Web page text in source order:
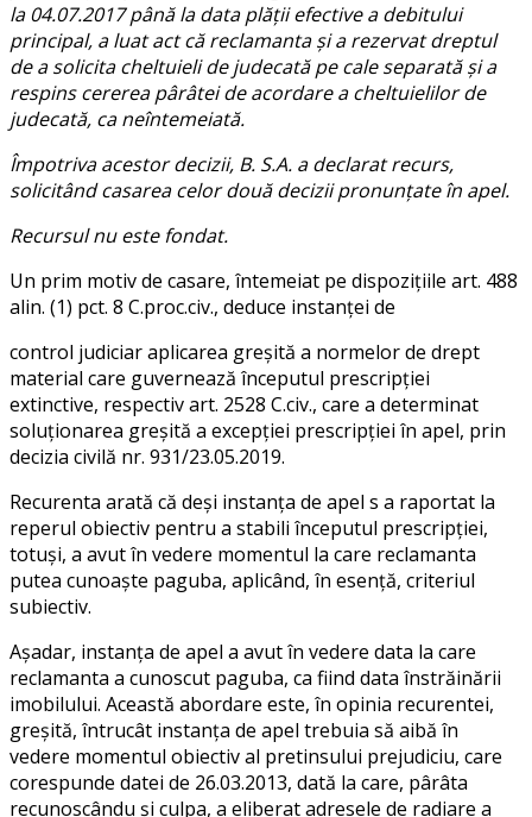
la 04.07.2017 până la data plăţii efective a debitului
principal, a luat act că reclamanta şi a rezervat dreptul
de a solicita cheltuieli de judecată pe cale separată şi a
respins cererea pârâtei de acordare a cheltuielilor de
judecată, ca neîntemeiată.
Împotriva acestor decizii, B. S.A. a declarat recurs,
solicitând casarea celor două decizii pronunţate în apel.
Recursul nu este fondat.
Un prim motiv de casare, întemeiat pe dispoziţiile art. 488
alin. (1) pct. 8 C.proc.civ., deduce instanţei de
control judiciar aplicarea greşită a normelor de drept
material care guvernează începutul prescripţiei
extinctive, respectiv art. 2528 C.civ., care a determinat
soluţionarea greşită a excepţiei prescripţiei în apel, prin
decizia civilă nr. 931/23.05.2019.
Recurenta arată că deşi instanţa de apel s a raportat la
reperul obiectiv pentru a stabili începutul prescripţiei,
totuşi, a avut în vedere momentul la care reclamanta
putea cunoaşte paguba, aplicând, în esenţă, criteriul
subiectiv.
Aşadar, instanţa de apel a avut în vedere data la care
reclamanta a cunoscut paguba, ca fiind data înstrăinării
imobilului. Această abordare este, în opinia recurentei,
greşită, întrucât instanţa de apel trebuia să aibă în
vedere momentul obiectiv al pretinsului prejudiciu, care
corespunde datei de 26.03.2013, dată la care, pârâta
recunoscându şi culpa, a eliberat adresele de radiare a